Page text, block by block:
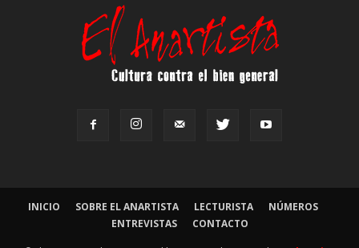
INICIO SOBRE EL ANARTISTA LECTURISTA
NÚMEROS
ENTREVISTAS
CONTACTO